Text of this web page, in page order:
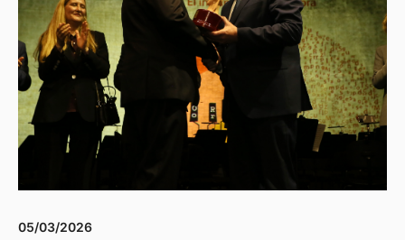
05/03/2026